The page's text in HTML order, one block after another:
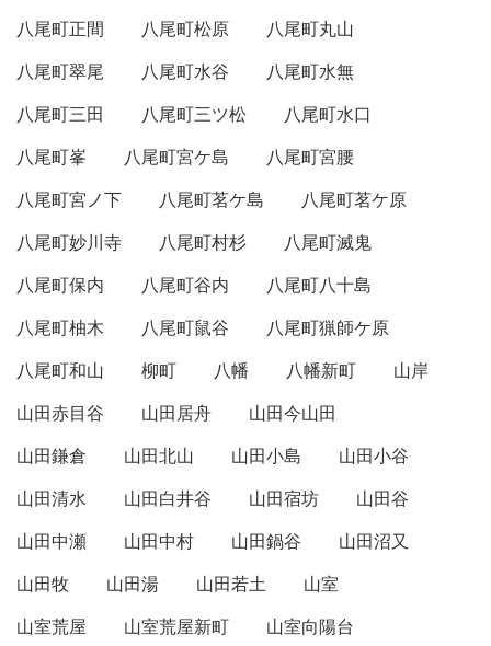
八尾町正間
八尾町松原
八尾町丸山
八尾町翠尾
八尾町水谷
八尾町水無
八尾町三田
八尾町三ツ松
八尾町水口
八尾町峯
八尾町宮ケ島
八尾町宮腰
八尾町宮ノ下
八尾町茗ケ島
八尾町茗ケ原
八尾町妙川寺
八尾町村杉
八尾町滅鬼
八尾町保内
八尾町谷内
八尾町八十島
八尾町柚木
八尾町鼠谷
八尾町猟師ケ原
八尾町和山
柳町 八幡 八幡新町
山岸
山田赤目谷
山田居舟
山田今山田
山田鎌倉
山田北山 山田小島
山田小谷
山田清水
山田白井谷 山田宿坊
山田谷
山田中瀬
山田中村 山田鍋谷
山田沼又
山田牧
山田湯 山田若土
山室
山室荒屋
山室荒屋新町
山室向陽台